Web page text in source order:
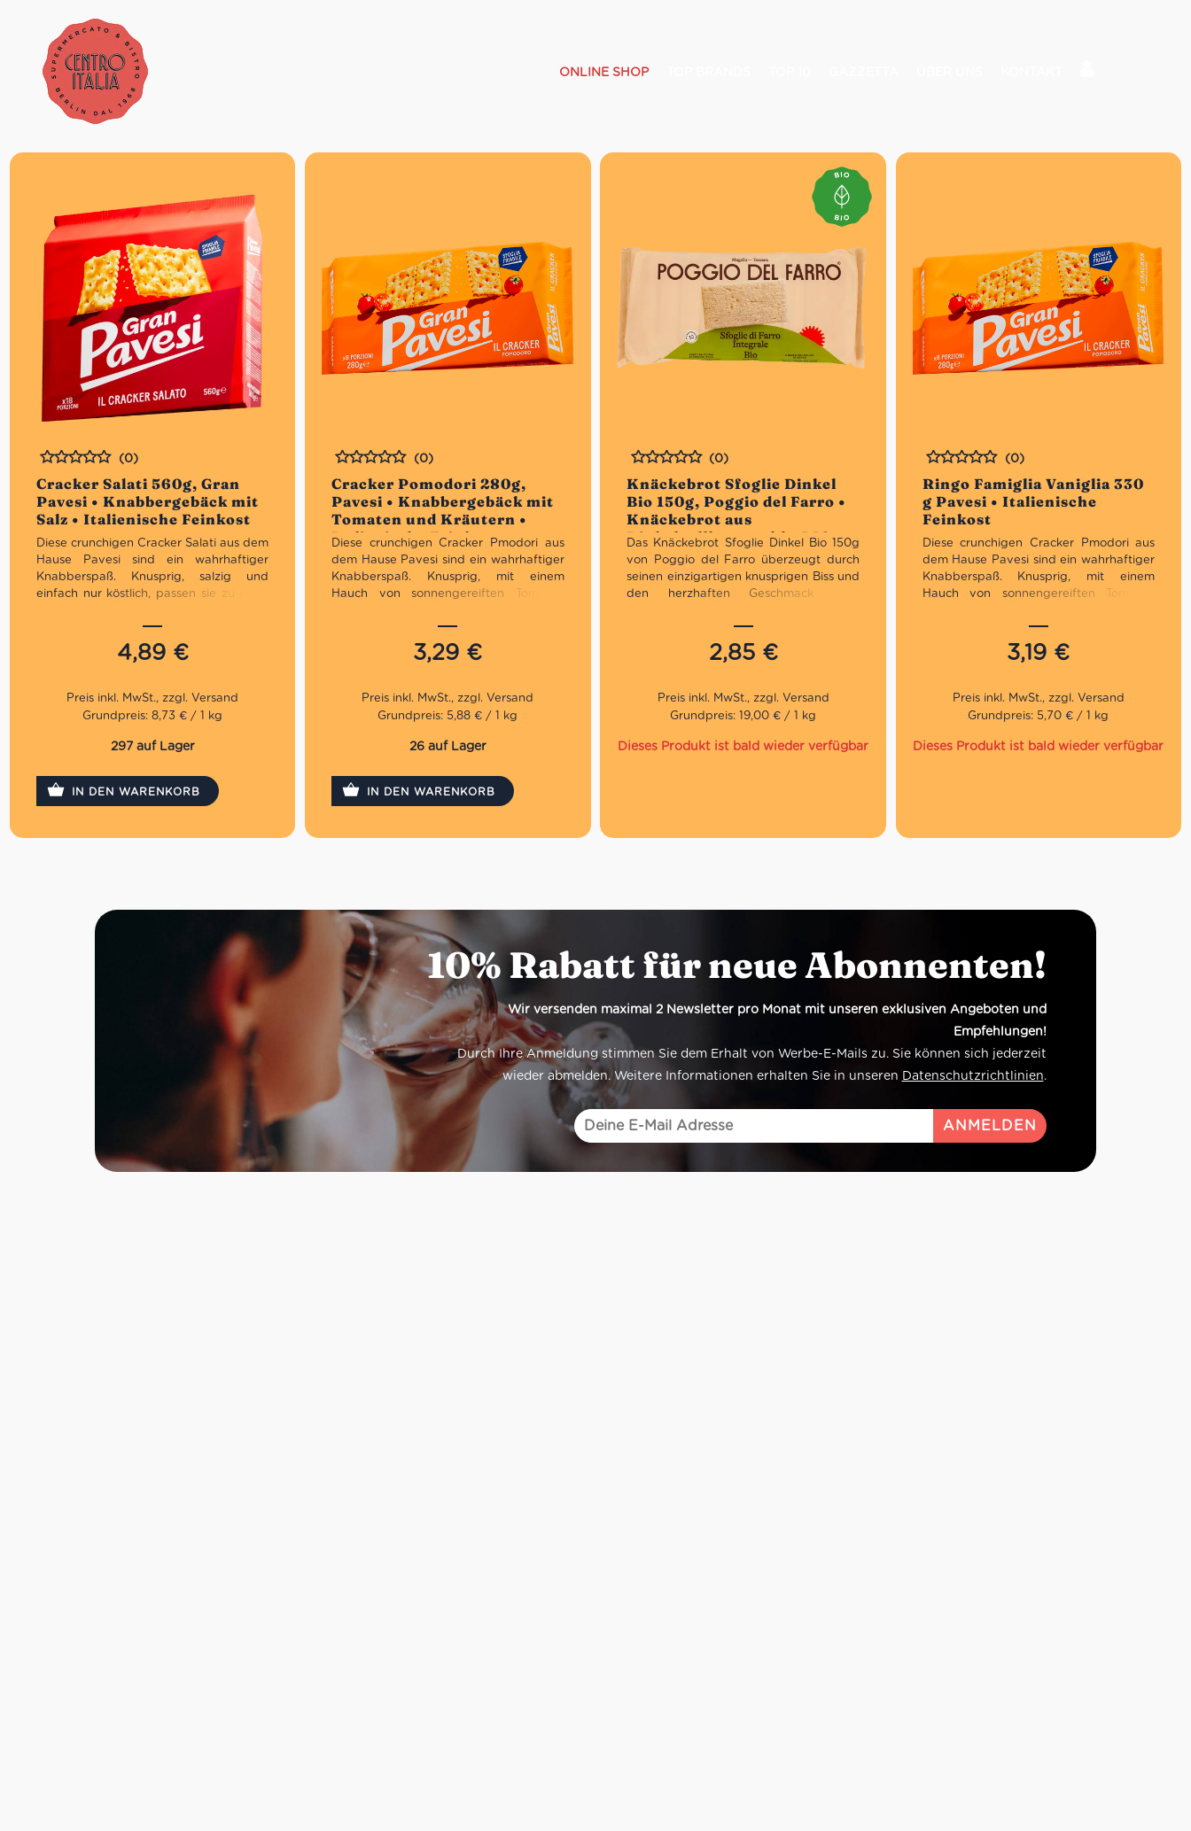
ONLINE SHOP
Cracker Salati 560g, Gran
Pavesi • Knabbergebäck mit
Salz • Italienische Feinkost
Bewertet
(0)
Diese crunchigen Cracker Salati aus dem
Hause Pavesi sind ein wahrhaftiger
Knabberspaß. Knusprig, salzig und
einfach nur köstlich, passen sie zu jeder
perfekt für einen gemütlichen
Fernsehabend oder auch für einen
traditionellen Aperitif mit Freunden.
4,89 €
Grundpreis: 8,73 € / 1 kg
297 auf Lager
IN DEN WARENKORB
Cracker Pomodori 280g,
Pavesi • Knabbergebäck mit
Tomaten und Kräutern •
Italienische Feinkost
Bewertet
(0)
Diese crunchigen Cracker Pmodori aus
dem Hause Pavesi sind ein wahrhaftiger
Knabberspaß. Knusprig, mit einem
Hauch von sonnengereiften Tomaten
einfach nur köstlich, passen sie zu jeder
Mahl- und Tageszeit. Sie sind außerdem
perfekt für einen gemütlichen
traditionellen Aperitif mit Freunden.
3,29 €
Grundpreis: 5,88 € / 1 kg
26 auf Lager
IN DEN WARENKORB
Knäckebrot Sfoglie Dinkel
Bio 150g, Poggio del Farro •
Knäckebrot aus
Dinkelvollkornmehl • BIO
aus Italien
Bewertet
(0)
Das Knäckebrot Sfoglie Dinkel Bio 150g
von Poggio del Farro überzeugt durch
seinen einzigartigen knusprigen Biss und
den herzhaften Geschmack nach
dieses Vollkorn Dinkel Blätterteiggebäck
ohne Hefezusatz zu jeder Mahlzeit als
Brotersatz oder einfach nur als Snack
2,85 €
Grundpreis: 19,00 € / 1 kg
Dieses Produkt ist bald wieder verfügbar
Ringo Famiglia Vaniglia 330
g Pavesi • Italienische
Feinkost
Bewertet
(0)
Diese crunchigen Cracker Pmodori aus
dem Hause Pavesi sind ein wahrhaftiger
Knabberspaß. Knusprig, mit einem
Hauch von sonnengereiften Tomaten
einfach nur köstlich, passen sie zu jeder
Mahl- und Tageszeit. Sie sind außerdem
perfekt für einen gemütlichen
traditionellen Aperitif mit Freunden.
3,19 €
Grundpreis: 5,70 € / 1 kg
Dieses Produkt ist bald wieder verfügbar
10% Rabatt für neue Abonnenten!
Wir versenden maximal 2 Newsletter pro Monat mit unseren exklusiven Angeboten und
Empfehlungen!
Durch Ihre Anmeldung stimmen Sie dem Erhalt von Werbe-E-Mails zu. Sie können sich jederzeit
wieder abmelden. Weitere Informationen erhalten Sie in unseren Datenschutzrichtlinien.